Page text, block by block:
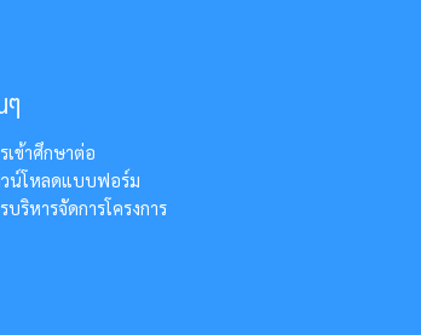
เข้าศึกษาต่อ
น์โหลดแบบฟอร์ม
บริหารจัดการโครงการ